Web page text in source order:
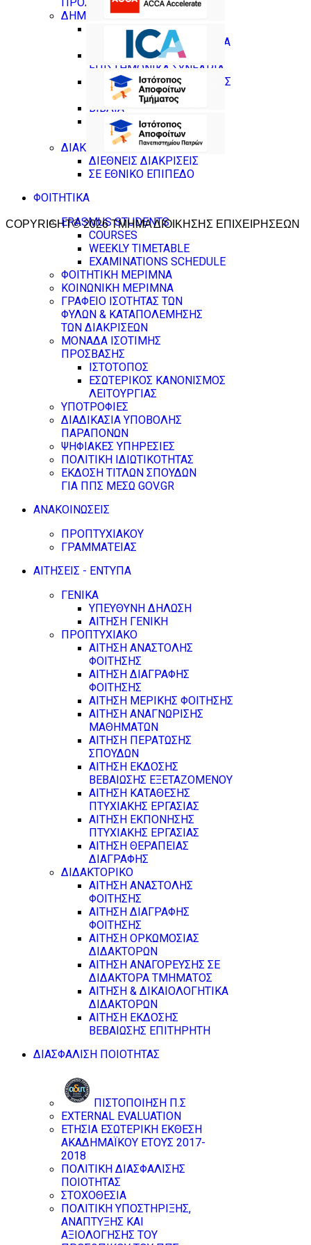
ΔΗΜΟΣΙΕΥΣΕΙΣ
ΔΗΜΟΣΙΕΥΣΕΙΣ ΣΕ
ΕΠΙΣΤΗΜΟΝΙΚΑ ΠΕΡΙΟΔΙΚΑ
ΔΗΜΟΣΙΕΥΣΕΙΣ ΣΕ
ΕΠΙΣΤΗΜΟΝΙΚΑ ΣΥΝΕΔΡΙΑ
ΚΕΦΑΛΑΙΑ ΣΕ ΣΥΛΛΟΓΙΚΟΥΣ
ΤΟΜΟΥΣ
ΒΙΒΛΙΑ
ΕΠΙΜΕΛΕΙΕΣ (ΒΙΒΛΙΑ ,
ΣΥΛΛΟΓΙΚΟΙ ΤΟΜΟΙ)
ΔΙΑΚΡΙΣΕΙΣ
ΔΙΕΘΝΕΙΣ ΔΙΑΚΡΙΣΕΙΣ
ΣΕ ΕΘΝΙΚΟ ΕΠΙΠΕΔΟ
ΦΟΙΤΗΤΙΚΑ
ERASMUS STUDENTS
COURSES
WEEKLY TIMETABLE
EXAMINATIONS SCHEDULE
ΦΟΙΤΗΤΙΚΗ ΜΕΡΙΜΝΑ
ΚΟΙΝΩΝΙΚΗ ΜΕΡΙΜΝΑ
ΓΡΑΦΕΙΟ ΙΣΟΤΗΤΑΣ ΤΩΝ
ΦΥΛΩΝ & ΚΑΤΑΠΟΛΕΜΗΣΗΣ
ΤΩΝ ΔΙΑΚΡΙΣΕΩΝ
ΜΟΝΑΔΑ ΙΣΟΤΙΜΗΣ
ΠΡΟΣΒΑΣΗΣ
ΙΣΤΟΤΟΠΟΣ
ΕΣΩΤΕΡΙΚΟΣ ΚΑΝΟΝΙΣΜΟΣ
ΛΕΙΤΟΥΡΓΙΑΣ
ΥΠΟΤΡΟΦΙΕΣ
ΔΙΑΔΙΚΑΣΙΑ ΥΠΟΒΟΛΗΣ
ΠΑΡΑΠΟΝΩΝ
ΨΗΦΙΑΚΕΣ ΥΠΗΡΕΣΙΕΣ
ΠΟΛΙΤΙΚΗ ΙΔΙΩΤΙΚΟΤΗΤΑΣ
ΕΚΔΟΣΗ ΤΙΤΛΩΝ ΣΠΟΥΔΩΝ
ΓΙΑ ΠΠΣ ΜΕΣΩ GOV.GR
ΑΝΑΚΟΙΝΩΣΕΙΣ
ΠΡΟΠΤΥΧΙΑΚΟΥ
ΓΡΑΜΜΑΤΕΙΑΣ
ΑΙΤΗΣΕΙΣ - ΕΝΤΥΠΑ
ΓΕΝΙΚΑ
ΥΠΕΥΘΥΝΗ ΔΗΛΩΣΗ
ΑΙΤΗΣΗ ΓΕΝΙΚΗ
ΠΡΟΠΤΥΧΙΑΚΟ
ΑΙΤΗΣΗ ΑΝΑΣΤΟΛΗΣ
ΦΟΙΤΗΣΗΣ
ΑΙΤΗΣΗ ΔΙΑΓΡΑΦΗΣ
ΦΟΙΤΗΣΗΣ
ΑΙΤΗΣΗ ΜΕΡΙΚΗΣ ΦΟΙΤΗΣΗΣ
ΑΙΤΗΣΗ ΑΝΑΓΝΩΡΙΣΗΣ
ΜΑΘΗΜΑΤΩΝ
ΑΙΤΗΣΗ ΠΕΡΑΤΩΣΗΣ
ΣΠΟΥΔΩΝ
ΑΙΤΗΣΗ ΕΚΔΟΣΗΣ
ΒΕΒΑΙΩΣΗΣ ΕΞΕΤΑΖΟΜΕΝΟΥ
ΑΙΤΗΣΗ ΚΑΤΑΘΕΣΗΣ
ΠΤΥΧΙΑΚΗΣ ΕΡΓΑΣΙΑΣ
ΑΙΤΗΣΗ ΕΚΠΟΝΗΣΗΣ
ΠΤΥΧΙΑΚΗΣ ΕΡΓΑΣΙΑΣ
ΑΙΤΗΣΗ ΘΕΡΑΠΕΙΑΣ
ΔΙΑΓΡΑΦΗΣ
ΔΙΔΑΚΤΟΡΙΚΟ
ΑΙΤΗΣΗ ΑΝΑΣΤΟΛΗΣ
ΦΟΙΤΗΣΗΣ
ΑΙΤΗΣΗ ΔΙΑΓΡΑΦΗΣ
ΦΟΙΤΗΣΗΣ
ΑΙΤΗΣΗ ΟΡΚΩΜΟΣΙΑΣ
ΔΙΔΑΚΤΟΡΩΝ
ΑΙΤΗΣΗ ΑΝΑΓΟΡΕΥΣΗΣ ΣΕ
ΔΙΔΑΚΤΟΡΑ ΤΜΗΜΑΤΟΣ
ΑΙΤΗΣΗ & ΔΙΚΑΙΟΛΟΓΗΤΙΚΑ
ΔΙΔΑΚΤΟΡΩΝ
ΑΙΤΗΣΗ ΕΚΔΟΣΗΣ
ΒΕΒΑΙΩΣΗΣ ΕΠΙΤΗΡΗΤΗ
ΔΙΑΣΦΑΛΙΣΗ ΠΟΙΟΤΗΤΑΣ
ΠΙΣΤΟΠΟΙΗΣΗ Π.Σ
EXTERNAL EVALUATION
ΕΤΗΣΙΑ ΕΣΩΤΕΡΙΚΗ ΕΚΘΕΣΗ
ΑΚΑΔΗΜΑΪΚΟΥ ΕΤΟΥΣ 2017-
2018
ΠΟΛΙΤΙΚΗ ΔΙΑΣΦΑΛΙΣΗΣ
ΠΟΙΟΤΗΤΑΣ
ΣΤΟΧΟΘΕΣΙΑ
ΠΟΛΙΤΙΚΗ ΥΠΟΣΤΗΡΙΞΗΣ,
ΑΝΑΠΤΥΞΗΣ ΚΑΙ
ΑΞΙΟΛΟΓΗΣΗΣ ΤΟΥ
COPYRIGHT© 2026 ΤΜΗΜΑ ΔΙΟΙΚΗΣΗΣ ΕΠΙΧΕΙΡΗΣΕΩΝ